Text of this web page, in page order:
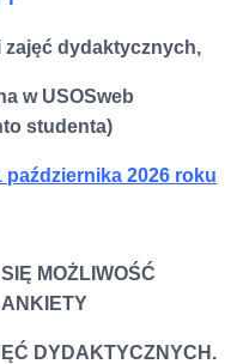
dydaktycznych,
w USOSweb
studenta)
października 2026 roku
MOŻLIWOŚĆ
DYDAKTYCZNYCH.